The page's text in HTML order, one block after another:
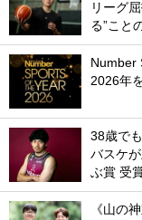
リーグ
る”こと
Number
2026年
38歳で
バスケ
ぶ賞 受
《山の